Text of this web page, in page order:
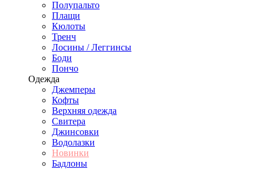
Полупальто
Плащи
Кюлоты
Тренч
Лосины / Леггинсы
Боди
Пончо
Одежда
Джемперы
Кофты
Верхняя одежда
Свитера
Джинсовки
Водолазки
Новинки
Бадлоны